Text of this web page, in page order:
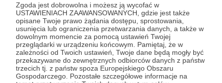
Zgoda jest dobrowolna i możesz ją wycofać w
USTAWIENIACH ZAAWANSOWANYCH, gdzie jest także
opisane Twoje prawo żądania dostępu, sprostowania,
usunięcia lub ograniczenia przetwarzania danych, a także w
dowolnym momencie za pomocą ustawień Twojej
przeglądarki w urządzeniu końcowym. Pamiętaj, że w
zależności od Twoich ustawień, Twoje dane będą mogły być
przekazywane do zewnętrznych odbiorców danych z państw
trzecich tj. z państw spoza Europejskiego Obszaru
Gospodarczego. Pozostałe szczegółowe informacje na
•Gwarantowany Early Acces przy każdym dropie i
przy każdym potencjalnym restocku
•Wyłączny dostęp do okazjonalnych Sample Sale
dla patronów